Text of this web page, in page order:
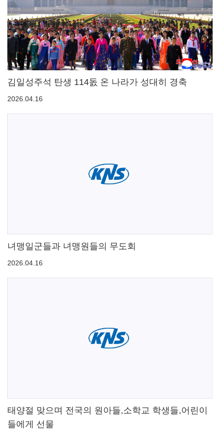
김일성주석 탄생 114돐 온 나라가 성대히 경축
2026.04.16
녀맹일군들과 녀맹원들의 무도회
2026.04.16
태양절 맞으며 전국의 원아들,소학교 학생들,어린이
들에게 선물